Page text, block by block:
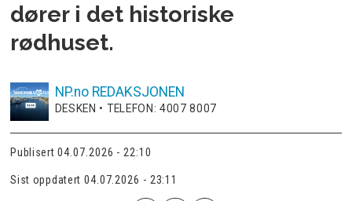
dører i det historiske
rødhuset.
NP.no REDAKSJONEN
DESKEN • TELEFON: 4007 8007
Publisert 04.07.2026 - 22:10
Sist oppdatert 04.07.2026 - 23:11